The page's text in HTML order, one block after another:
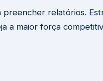
relatórios.
a maior força